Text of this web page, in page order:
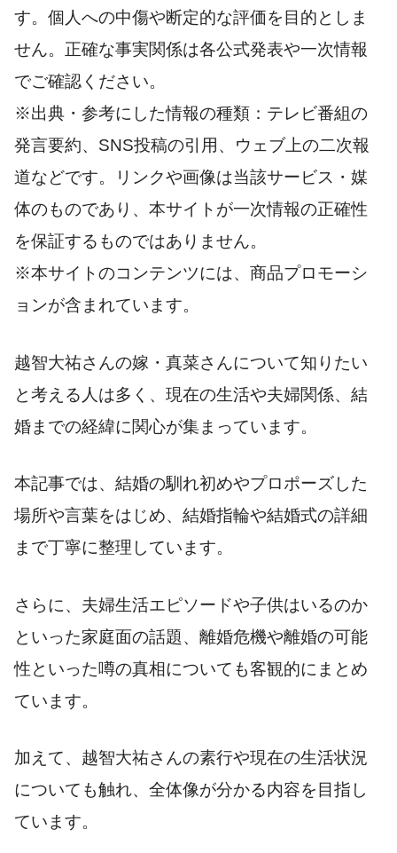
す。個人への中傷や断定的な評価を目的としま
せん。正確な事実関係は各公式発表や一次情報
でご確認ください。
※出典・参考にした情報の種類：テレビ番組の
発言要約、SNS投稿の引用、ウェブ上の二次報
道などです。リンクや画像は当該サービス・媒
体のものであり、本サイトが一次情報の正確性
を保証するものではありません。
※本サイトのコンテンツには、商品プロモーシ
ョンが含まれています。
越智大祐さんの嫁・真菜さんについて知りたい
と考える人は多く、現在の生活や夫婦関係、結
婚までの経緯に関心が集まっています。
本記事では、結婚の馴れ初めやプロポーズした
場所や言葉をはじめ、結婚指輪や結婚式の詳細
まで丁寧に整理しています。
さらに、夫婦生活エピソードや子供はいるのか
といった家庭面の話題、離婚危機や離婚の可能
性といった噂の真相についても客観的にまとめ
ています。
加えて、越智大祐さんの素行や現在の生活状況
についても触れ、全体像が分かる内容を目指し
ています。